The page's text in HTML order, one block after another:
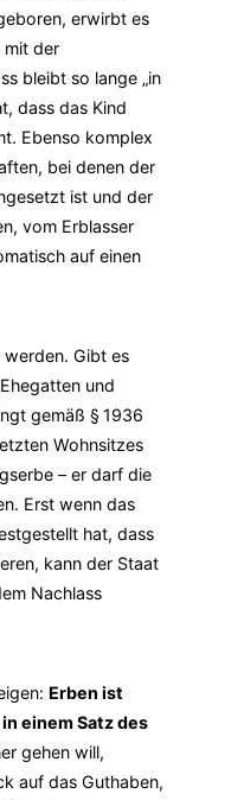
erwirbt es
mit der
bleibt so lange „in
dass das Kind
Ebenso komplex
bei denen der
ist und der
vom Erblasser
auf einen
werden. Gibt es
und
gemäß § 1936
Wohnsitzes
– er darf die
Erst wenn das
hat, dass
kann der Staat
Nachlass
Erben ist
einem Satz des
gehen will,
auf das Guthaben,